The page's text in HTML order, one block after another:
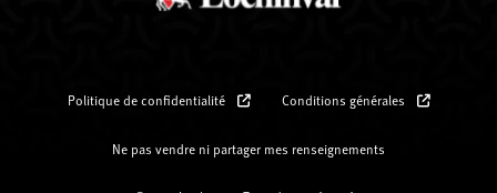
Politique de confidentialité Conditions générales
Ne pas vendre ni partager mes renseignements